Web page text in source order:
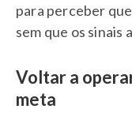
para perceber
sem que os sinais
Voltar a
meta